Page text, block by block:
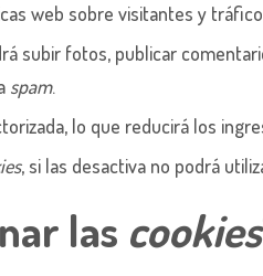
web sobre visitantes y
subir fotos, publicar
spam.
lo que reducirá los
, si las desactiva no podrá
las cookies